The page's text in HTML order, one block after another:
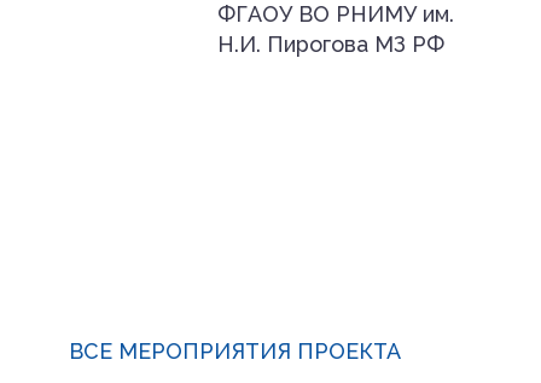
ФГАОУ ВО РНИМУ им.
Н.И. Пирогова МЗ РФ
ВСЕ МЕРОПРИЯТИЯ ПРОЕКТА